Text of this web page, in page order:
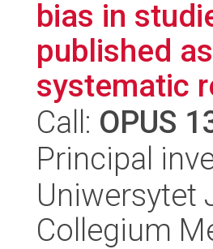
bias in
published as
systematic
Call: OPUS
Principal
Uniwersytet
Collegium